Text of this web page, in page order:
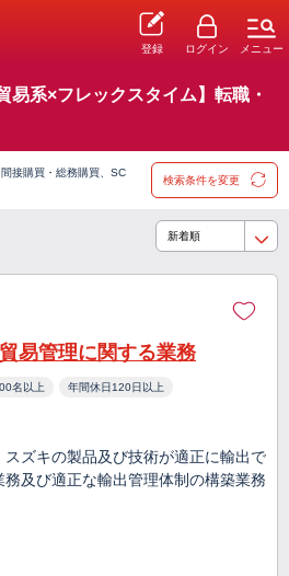
登録 ログイン メニュー
易系×フレックスタイム】転職・
接購買・総務購買、SC
検索条件を変更
易管理に関する業務
名以上 年間休日120日以上
ズキの製品及び技術が適正に輸出で
及び適正な輸出管理体制の構築業務